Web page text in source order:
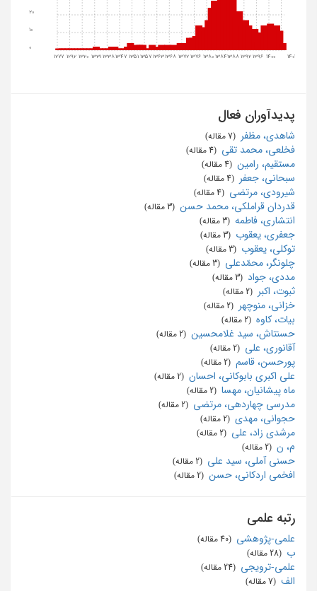
1277 1292 1320 133113381347 1351 1357 13631368 1372 1376 1380 13841388 1392 1396 1400 1404
10
20
پدیدآوران فعال
شاهدی، مظفر
فخلعی، محمد تقی
مستقیم، رامین
سبحانی، جعفر
شیرودی، مرتضی
قدردان قراملکی، محمد حسن
انتشاری، فاطمه
جعفری، یعقوب
توکلی، یعقوب
چلونگر، محمّدعلی
مددی، جواد
ثبوت، اکبر
خزانی، منوچهر
بیات، کاوه
حسنتاش، سید غلامحسین
آقانوری، علی
پورحسن، قاسم
علی اکبری بابوکانی، احسان
ماه پیشانیان، مهسا
مدرسی چهاردهی، مرتضی
حجوانی، مهدی
مرشدی زاد، علی
م، ن
حسنی آملی، سید علی
افخمی اردکانی، حسن
رتبه علمی
علمی-پژوهشی
ب
علمی-ترویجی
الف